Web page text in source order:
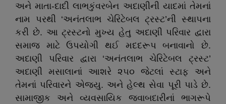
અને માતા-દાદી લાભકુંવરબેન અદાણીની યાદમાં તેમનાં
નામ પરથી ‘અનંતલાભ ચેરિટેબલ ટ્રસ્ટ’ની સ્થાપના
કરી છે. આ ટ્રસ્ટનો મુખ્ય હેતુ અદાણી પરિવાર દ્વારા
સમાજ માટે ઉપયોગી થઈ મદદરૂપ બનાવાનો છે.
અદાણી પરિવાર દ્વારા ‘અનંતલાભ ચેરિટેબલ ટ્રસ્ટ’
અદાણી મસાલાનાં આશરે ૨૫૦ જેટલાં સ્ટાફ અને
તેમનાં પરિવારને એજ્યુ. અને હેલ્થ સેવા પૂરી પાડે છે.
સામાજીક અને વ્યવસાયિક જવાબદારીનાં ભાગરૂપે